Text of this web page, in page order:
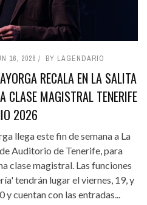
16, 2026 BY LAGENDARIO
RECALA EN LA SALITA
CLASE MAGISTRAL TENERIFE
2026
llega este fin de semana a La
Auditorio de Tenerife, para
clase magistral. Las funciones
tendrán lugar el viernes, 19, y
y cuentan con las entradas...